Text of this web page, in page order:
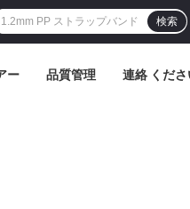
検索
ー 品質管理 連絡 くださ